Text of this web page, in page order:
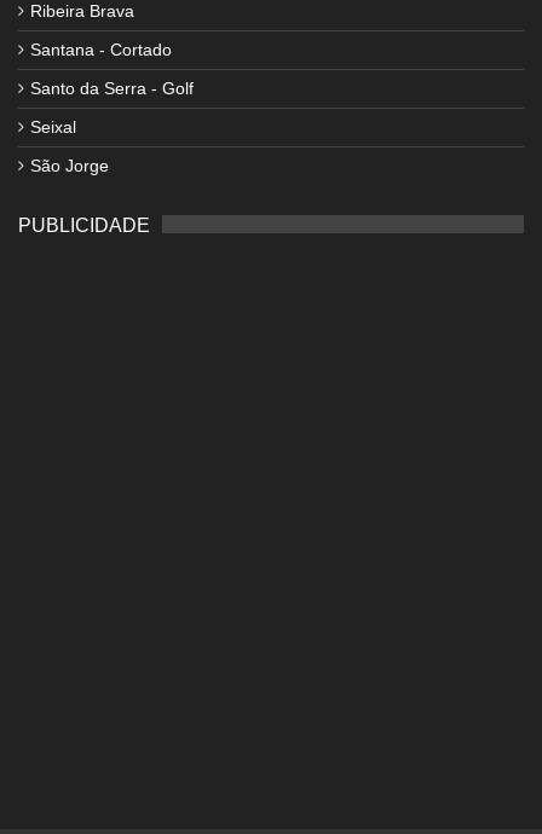
Ribeira Brava
Santana - Cortado
Santo da Serra - Golf
Seixal
São Jorge
PUBLICIDADE